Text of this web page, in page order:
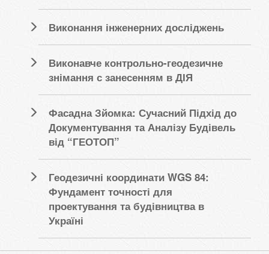
Виконання інженерних досліджень
Виконавче контрольно-геодезичне
знімання с занесенням в ДІЯ
Фасадна Зйомка: Сучасний Підхід до
Документування та Аналізу Будівель
від “ГЕОТОП”
Геодезичні координати WGS 84:
Фундамент точності для
проектування та будівництва в
Україні